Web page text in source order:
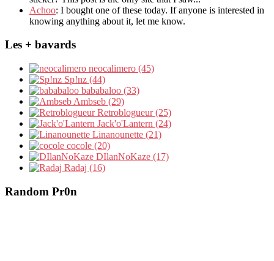
Achoo: I bought one of these today. If anyone is interested in
knowing anything about it, let me know.
Les + bavards
neocalimero (45)
Sp!nz (44)
bababaloo (33)
Ambseb (29)
Retroblogueur (25)
Jack'o'Lantern (24)
Linanounette (21)
cocole (20)
DIlanNoKaze (17)
Radaj (16)
Random Pr0n